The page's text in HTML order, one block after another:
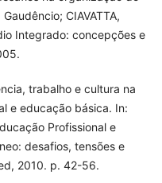
CIAVATTA,
Integrado: concepções e
trabalho e cultura na
e educação básica. In:
Profissional e
desafios, tensões e
2010. p. 42-56.